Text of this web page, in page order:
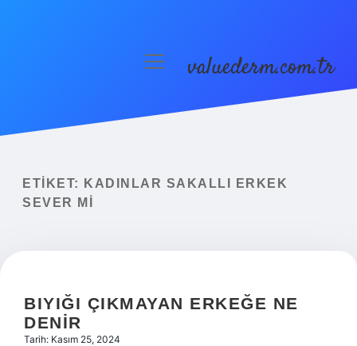
Yasal Uyarı
menüyüvaluederm.com.tr
ETIKET:
KADINLAR SAKALLI ERKEK
SEVER MI
BIYIĞI ÇIKMAYAN ERKEĞE NE
DENIR
Tarih: Kasım 25, 2024